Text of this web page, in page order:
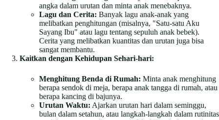
angka dalam urutan dan minta anak menebaknya.
Lagu dan Cerita: Banyak lagu anak-anak yang
melibatkan penghitungan (misalnya, "Satu-satu Aku
Sayang Ibu" atau lagu tentang sepuluh anak bebek).
Cerita yang melibatkan kuantitas dan urutan juga bisa
sangat membantu.
Kaitkan dengan Kehidupan Sehari-hari:
Menghitung Benda di Rumah: Minta anak menghitung
berapa sendok di meja, berapa anak tangga di rumah, atau
berapa kancing di bajunya.
Urutan Waktu: Ajarkan urutan hari dalam seminggu,
bulan dalam setahun, atau langkah-langkah dalam rutinitas